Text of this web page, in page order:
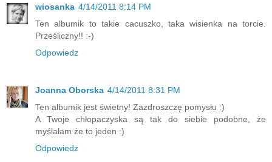
wiosanka 4/14/2011 8:14 PM
Ten albumik to takie cacuszko, taka wisienka na torcie.
Prześliczny!! :-)
Odpowiedz
Joanna Oborska 4/14/2011 8:31 PM
Ten albumik jest świetny! Zazdroszczę pomysłu :)
A Twoje chłopaczyska są tak do siebie podobne, że
myślałam że to jeden :)
Odpowiedz